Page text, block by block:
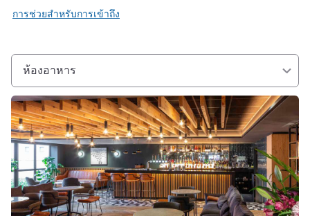
การช่วยสำหรับการเข้าถึง
ห้องอาหาร
ดูรายละเอียด